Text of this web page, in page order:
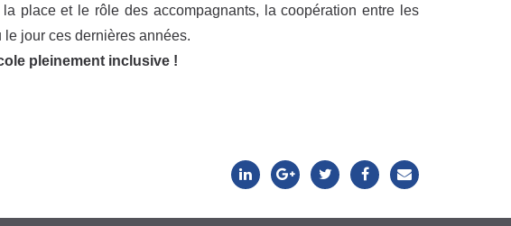
place et le rôle des accompagnants, la coopération entre les
jour ces dernières années.
pleinement inclusive !